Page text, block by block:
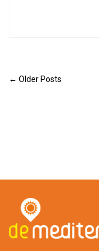
← Older Posts